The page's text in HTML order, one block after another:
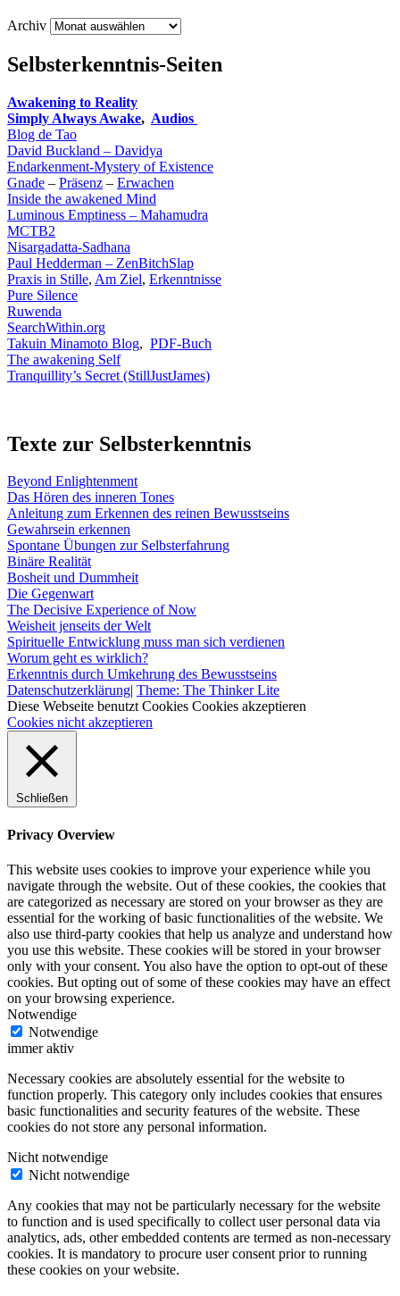
Archiv
Selbsterkenntnis-Seiten
Awakening to Reality
Simply Always Awake, Audios
Blog de Tao
David Buckland – Davidya
Endarkenment-Mystery of Existence
Gnade – Präsenz – Erwachen
Inside the awakened Mind
Luminous Emptiness – Mahamudra
MCTB2
Nisargadatta-Sadhana
Paul Hedderman – ZenBitchSlap
Praxis in Stille, Am Ziel, Erkenntnisse
Pure Silence
Ruwenda
SearchWithin.org
Takuin Minamoto Blog, PDF-Buch
The awakening Self
Tranquillity’s Secret (StillJustJames)
Texte zur Selbsterkenntnis
Beyond Enlightenment
Das Hören des inneren Tones
Anleitung zum Erkennen des reinen Bewusstseins
Gewahrsein erkennen
Spontane Übungen zur Selbsterfahrung
Binäre Realität
Bosheit und Dummheit
Die Gegenwart
The Decisive Experience of Now
Weisheit jenseits der Welt
Spirituelle Entwicklung muss man sich verdienen
Worum geht es wirklich?
Erkenntnis durch Umkehrung des Bewusstseins
Datenschutzerklärung Theme: The Thinker Lite
Diese Webseite benutzt Cookies Cookies akzeptieren
Cookies nicht akzeptieren
Schließen
Privacy Overview
This website uses cookies to improve your experience while you
navigate through the website. Out of these cookies, the cookies that
are categorized as necessary are stored on your browser as they are
essential for the working of basic functionalities of the website. We
also use third-party cookies that help us analyze and understand how
you use this website. These cookies will be stored in your browser
only with your consent. You also have the option to opt-out of these
cookies. But opting out of some of these cookies may have an effect
on your browsing experience.
Notwendige
Notwendige
immer aktiv
Necessary cookies are absolutely essential for the website to
function properly. This category only includes cookies that ensures
basic functionalities and security features of the website. These
cookies do not store any personal information.
Nicht notwendige
Nicht notwendige
Any cookies that may not be particularly necessary for the website
to function and is used specifically to collect user personal data via
analytics, ads, other embedded contents are termed as non-necessary
cookies. It is mandatory to procure user consent prior to running
these cookies on your website.